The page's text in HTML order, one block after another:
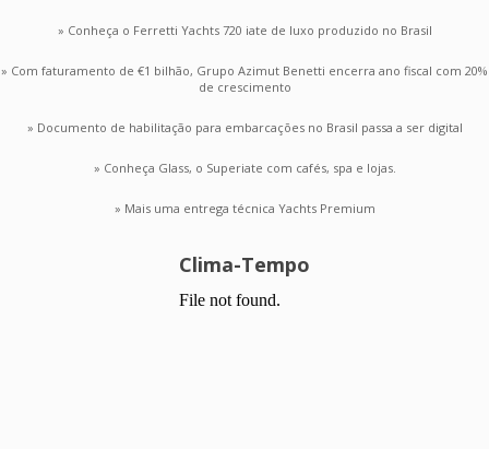
» Conheça o Ferretti Yachts 720 iate de luxo produzido no Brasil
» Com faturamento de €1 bilhão, Grupo Azimut Benetti encerra ano fiscal com 20%
de crescimento
» Documento de habilitação para embarcações no Brasil passa a ser digital
» Conheça Glass, o Superiate com cafés, spa e lojas.
» Mais uma entrega técnica Yachts Premium
Clima-Tempo